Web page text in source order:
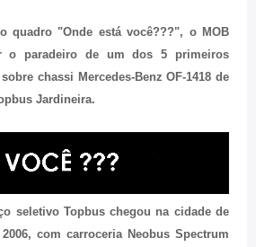
quadro "Onde está você???", o MOB
o paradeiro de um dos 5 primeiros
chassi Mercedes-Benz OF-1418 de
Jardineira.
seletivo Topbus chegou na cidade de
com carroceria Neobus Spectrum